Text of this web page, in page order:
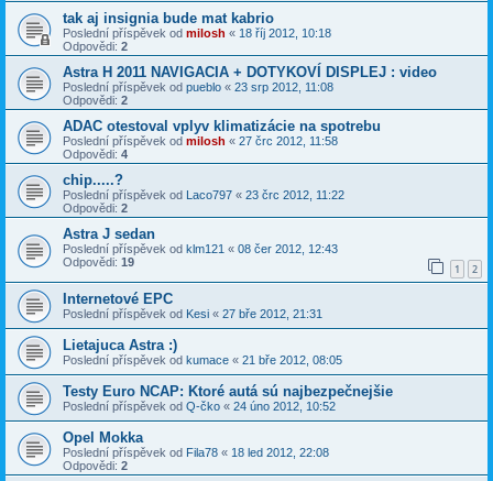
tak aj insignia bude mat kabrio
Poslední příspěvek od milosh « 18 říj 2012, 10:18
Odpovědi: 2
Astra H 2011 NAVIGACIA + DOTYKOVÍ DISPLEJ : video
Poslední příspěvek od pueblo « 23 srp 2012, 11:08
Odpovědi: 2
ADAC otestoval vplyv klimatizácie na spotrebu
Poslední příspěvek od milosh « 27 črc 2012, 11:58
Odpovědi: 4
chip.....?
Poslední příspěvek od Laco797 « 23 črc 2012, 11:22
Odpovědi: 2
Astra J sedan
Poslední příspěvek od klm121 « 08 čer 2012, 12:43
Odpovědi: 19 1 2
Internetové EPC
Poslední příspěvek od Kesi « 27 bře 2012, 21:31
Lietajuca Astra :)
Poslední příspěvek od kumace « 21 bře 2012, 08:05
Testy Euro NCAP: Ktoré autá sú najbezpečnejšie
Poslední příspěvek od Q-čko « 24 úno 2012, 10:52
Opel Mokka
Poslední příspěvek od Fila78 « 18 led 2012, 22:08
Odpovědi: 2